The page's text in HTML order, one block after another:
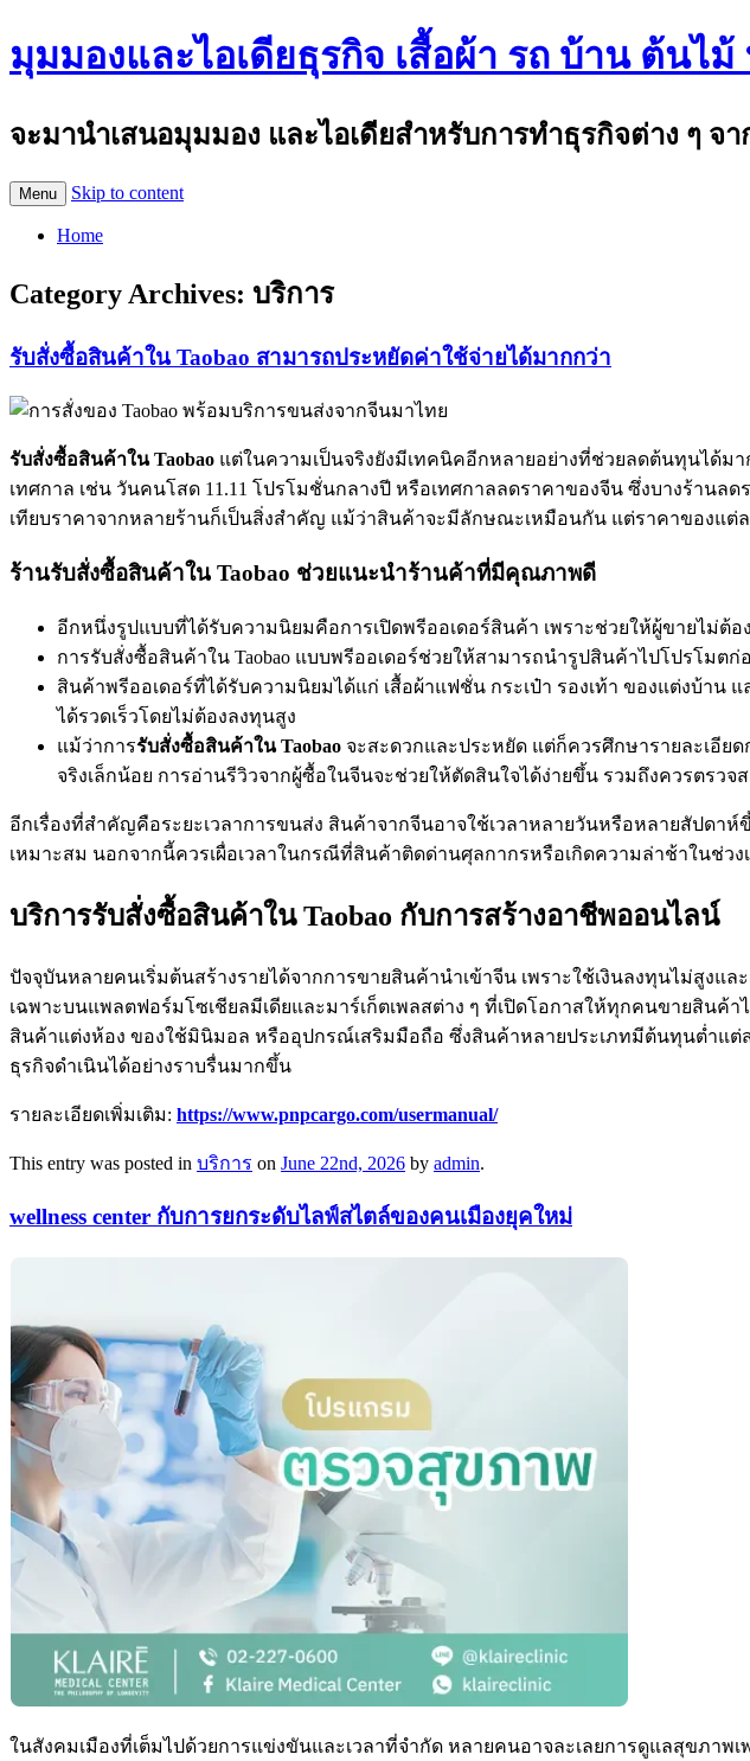
มุมมองและไอเดียธุรกิจ เสื้อผ้า รถ บ้าน ต้นไม้
จะมานำเสนอมุมมอง และไอเดียสำหรับการทำธุรกิจต่าง ๆ จ
Menu Skip to content
Home
Category Archives: บริการ
รับสั่งซื้อสินค้าใน Taobao สามารถประหยัดค่าใช้จ่ายได้มากกว่า
รับสั่งซื้อสินค้าใน Taobao แต่ในความเป็นจริงยังมีเทคนิคอีกหลายอย่างที่ช่วยลดต้นทุนได้ม
เทศกาล เช่น วันคนโสด 11.11 โปรโมชั่นกลางปี หรือเทศกาลลดราคาของจีน ซึ่งบางร้านล
เทียบราคาจากหลายร้านก็เป็นสิ่งสำคัญ แม้ว่าสินค้าจะมีลักษณะเหมือนกัน แต่ราคาของแต่
ร้านรับสั่งซื้อสินค้าใน Taobao ช่วยแนะนำร้านค้าที่มีคุณภาพดี
อีกหนึ่งรูปแบบที่ได้รับความนิยมคือการเปิดพรีออเดอร์สินค้า เพราะช่วยให้ผู้ขายไม่
การรับสั่งซื้อสินค้าใน Taobao แบบพรีออเดอร์ช่วยให้สามารถนำรูปสินค้าไปโปรโมต
สินค้าพรีออเดอร์ที่ได้รับความนิยมได้แก่ เสื้อผ้าแฟชั่น กระเป๋า รองเท้า ของแต่งบ้าน
ได้รวดเร็วโดยไม่ต้องลงทุนสูง
แม้ว่าการรับสั่งซื้อสินค้าในTaobao จะสะดวกและประหยัด แต่ก็ควรศึกษารายละเอีย
จริงเล็กน้อย การอ่านรีวิวจากผู้ซื้อในจีนจะช่วยให้ตัดสินใจได้ง่ายขึ้น รวมถึงควรตรว
อีกเรื่องที่สำคัญคือระยะเวลาการขนส่ง สินค้าจากจีนอาจใช้เวลาหลายวันหรือหลายสัปด
เหมาะสม นอกจากนี้ควรเผื่อเวลาในกรณีที่สินค้าติดด่านศุลกากรหรือเกิดความล่าช้าในช่วง
บริการรับสั่งซื้อสินค้าใน Taobao กับการสร้างอาชีพออนไลน์
ปัจจุบันหลายคนเริ่มต้นสร้างรายได้จากการขายสินค้านำเข้าจีน เพราะใช้เงินลงทุนไม่สูงแล
เฉพาะบนแพลตฟอร์มโซเชียลมีเดียและมาร์เก็ตเพลสต่าง ๆ ที่เปิดโอกาสให้ทุกคนขายสิน
สินค้าแต่งห้อง ของใช้มินิมอล หรืออุปกรณ์เสริมมือถือ ซึ่งสินค้าหลายประเภทมีต้นทุนต่ำแต่
ธุรกิจดำเนินได้อย่างราบรื่นมากขึ้น
รายละเอียดเพิ่มเติม: https://www.pnpcargo.com/usermanual/
This entry was posted in บริการ on June 22nd, 2026 by admin.
wellness center กับการยกระดับไลฟ์สไตล์ของคนเมืองยุคใหม่
ในสังคมเมืองที่เต็มไปด้วยการแข่งขันและเวลาที่จำกัด หลายคนอาจละเลยการดูแลสุขภาพ